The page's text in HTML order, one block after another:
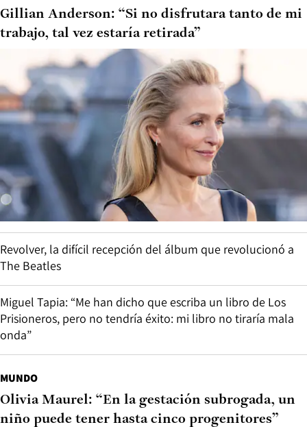
Gillian Anderson: “Si no disfrutara tanto de mi
trabajo, tal vez estaría retirada”
Revolver, la difícil recepción del álbum que revolucionó a
The Beatles
Miguel Tapia: “Me han dicho que escriba un libro de Los
Prisioneros, pero no tendría éxito: mi libro no tiraría mala
onda”
MUNDO
Olivia Maurel: “En la gestación subrogada, un
niño puede tener hasta cinco progenitores”